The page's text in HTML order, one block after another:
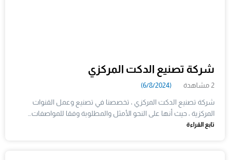
شركة تصنيع الدكت المركزي
2 مشاهدة (6/8/2024)
شركة تصنيع الدكت المركزي ، تخصصنا في تصنيع وعمل القنوات
المركزية ، حيث أنها على النحو الأمثل والمطلوبة وفقا للمواصفات…
تابع القراءة